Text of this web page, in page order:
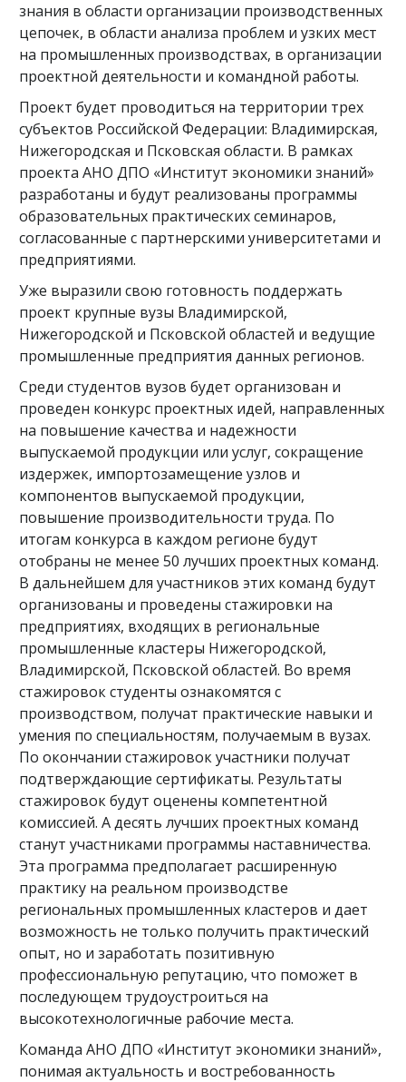
знания в области организации производственных
цепочек, в области анализа проблем и узких мест
на промышленных производствах, в организации
проектной деятельности и командной работы.
Проект будет проводиться на территории трех
субъектов Российской Федерации: Владимирская,
Нижегородская и Псковская области. В рамках
проекта АНО ДПО «Институт экономики знаний»
разработаны и будут реализованы программы
образовательных практических семинаров,
согласованные с партнерскими университетами и
предприятиями.
Уже выразили свою готовность поддержать
проект крупные вузы Владимирской,
Нижегородской и Псковской областей и ведущие
промышленные предприятия данных регионов.
Среди студентов вузов будет организован и
проведен конкурс проектных идей, направленных
на повышение качества и надежности
выпускаемой продукции или услуг, сокращение
издержек, импортозамещение узлов и
компонентов выпускаемой продукции,
повышение производительности труда. По
итогам конкурса в каждом регионе будут
отобраны не менее 50 лучших проектных команд.
В дальнейшем для участников этих команд будут
организованы и проведены стажировки на
предприятиях, входящих в региональные
промышленные кластеры Нижегородской,
Владимирской, Псковской областей. Во время
стажировок студенты ознакомятся с
производством, получат практические навыки и
умения по специальностям, получаемым в вузах.
По окончании стажировок участники получат
подтверждающие сертификаты. Результаты
стажировок будут оценены компетентной
комиссией. А десять лучших проектных команд
станут участниками программы наставничества.
Эта программа предполагает расширенную
практику на реальном производстве
региональных промышленных кластеров и дает
возможность не только получить практический
опыт, но и заработать позитивную
профессиональную репутацию, что поможет в
последующем трудоустроиться на
высокотехнологичные рабочие места.
Команда АНО ДПО «Институт экономики знаний»,
понимая актуальность и востребованность